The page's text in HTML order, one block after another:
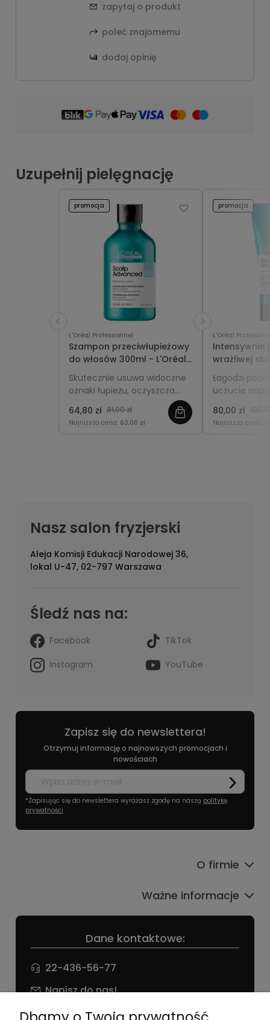
zapytaj o produkt
poleć znajomemu
dodaj opinię
Uzupełnij pielęgnację
L'Oréal Professionnel
Szampon przeciwłupieżowy
do włosów 300ml - L'Oréal
Professionnel Scalp
Advanced Anti-Dandruff
Skutecznie usuwa widoczne
oznaki łupieżu, oczyszcza
skórę głowy i przywraca jej
komfort oraz równowagę.
64,80 zł 81,00 zł
Najniższa cena: 63,00 zł
promocja
L'Oréal
Intensywnie
wrażliwej
200ml -
Advanced
Łagodzi
uczucie
delikatnej i
głowy.
80,00 zł
Najniższa cena:
promocja
Nasz salon fryzjerski
Aleja Komisji Edukacji Narodowej 36,
lokal U-47, 02-797 Warszawa
Śledź nas na:
Facebook
TikTok
Instagram
YouTube
Zapisz się do newslettera!
Otrzymuj informację o najnowszych promocjach i
nowościach
*Zapisując się do newslettera wyrażasz zgodę na naszą politykę
prywatności
Dane kontaktowe:
22-436-56-77
Napisz do nas!
NIP: 826 186 42 29
O firmie
Ważne informacje